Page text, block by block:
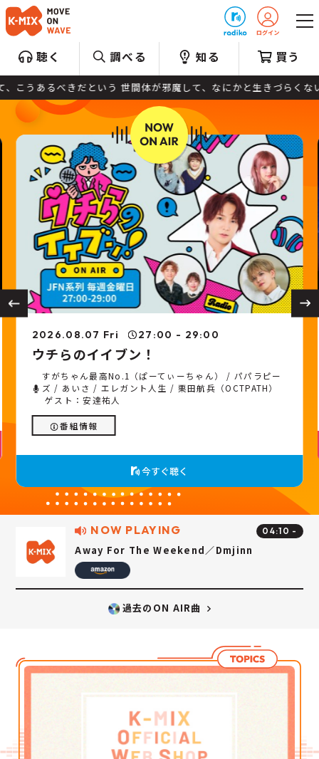
聴く 調べる 知る 買う
という 世間体が邪魔して、なにかと生きづらくないで
2026.08.07 Fri 27:00 - 29:00
ウチらのイイブン！
すがちゃん最高No.1（ぱーてぃーちゃん） / パパラピー
ズ / あいさ / エレガント人生 / 栗田航兵（OCTPATH）
ゲスト：安達祐人
番組情報
今すぐ聴く
NOW PLAYING 04:10 -
Away For The Weekend／Dmjinn
過去のON AIR曲